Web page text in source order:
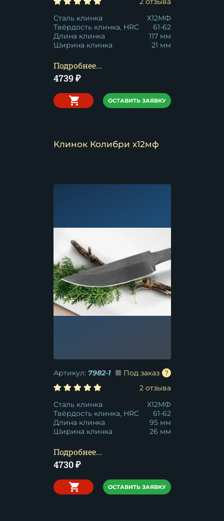
Сталь клинка
Х12МФ
Твёрдость клинка, HRC
61-62
Длина клинка
117 мм
Ширина клинка
21 мм
Подробнее...
4739₽
ОСТАВИТЬ ЗАЯВКУ
Клинок Колибри х12мф
Артикул: 7982-1
Под заказ
2 отзыва
Сталь клинка
Х12МФ
Твёрдость клинка, HRC
61-62
Длина клинка
95 мм
Ширина клинка
26 мм
Подробнее...
4730₽
ОСТАВИТЬ ЗАЯВКУ